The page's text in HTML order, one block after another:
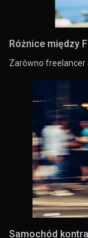
Różnice między
Zarówno freelancer
Samochód